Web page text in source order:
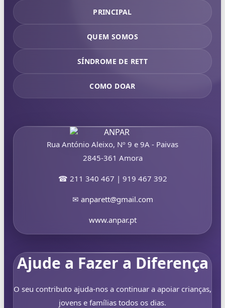
PRINCIPAL
QUEM SOMOS
SÍNDROME DE RETT
COMO DOAR
Rua António Aleixo, Nº 9 e 9A - Paivas
2845-361 Amora
☎ 211 340 467 | 919 467 392
✉ anparett@gmail.com
www.anpar.pt
Ajude a Fazer a Diferença
O seu contributo ajuda-nos a continuar a apoiar crianças,
jovens e famílias todos os dias.